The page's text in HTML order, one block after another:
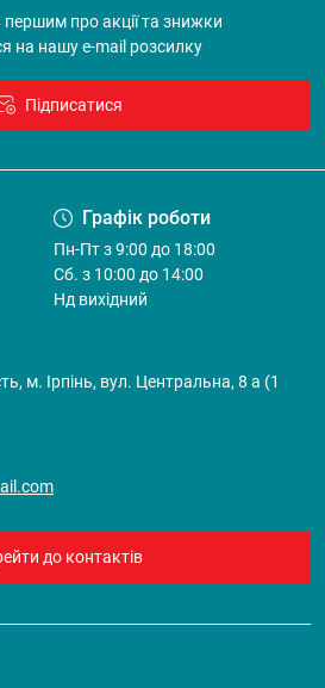
першим про акції та знижки
на нашу e-mail розсилку
Підписатися
Графік роботи
Пн-Пт з 9:00 до 18:00
Cб. з 10:00 до 14:00
Нд вихідний
м. Ірпінь, вул. Центральна, 8 а (1
до контактів